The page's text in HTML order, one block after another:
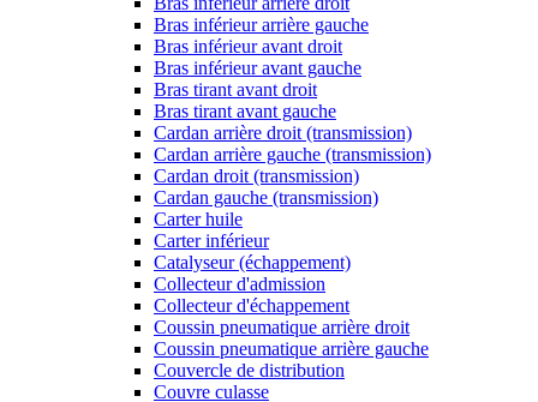
Bras inférieur arrière gauche
Bras inférieur avant droit
Bras inférieur avant gauche
Bras tirant avant droit
Bras tirant avant gauche
Cardan arrière droit (transmission)
Cardan arrière gauche (transmission)
Cardan droit (transmission)
Cardan gauche (transmission)
Carter huile
Carter inférieur
Catalyseur (échappement)
Collecteur d'admission
Collecteur d'échappement
Coussin pneumatique arrière droit
Coussin pneumatique arrière gauche
Couvercle de distribution
Couvre culasse